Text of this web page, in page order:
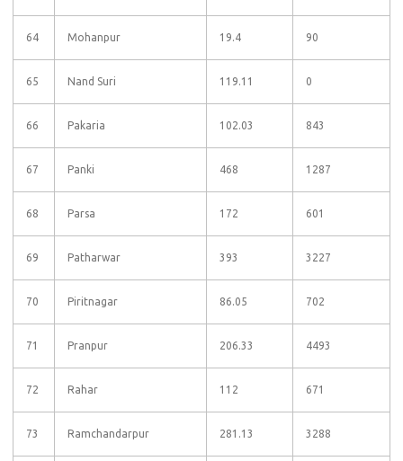
64 Mohanpur 19.4 90
65 Nand Suri 119.11 0
66 Pakaria 102.03 843
67 Panki 468 1287
68 Parsa 172 601
69 Patharwar 393 3227
70 Piritnagar 86.05 702
71 Pranpur 206.33 4493
72 Rahar 112 671
73 Ramchandarpur 281.13 3288